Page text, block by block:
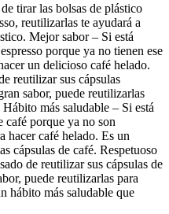
tirar las bolsas de plástico
reutilizarlas te ayudará a
Mejor sabor – Si está
porque ya no tienen ese
un delicioso café helado.
reutilizar sus cápsulas
sabor, puede reutilizarlas
más saludable – Si está
café porque ya no son
hacer café helado. Es un
cápsulas de café. Respetuoso
de reutilizar sus cápsulas de
puede reutilizarlas para
hábito más saludable que